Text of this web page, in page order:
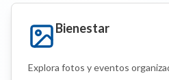
Bienestar
Explora fotos y eventos